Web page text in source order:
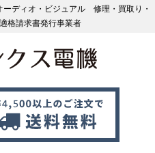
ディオ・ビジュアル 修理・買取り・
格請求書発行事業者